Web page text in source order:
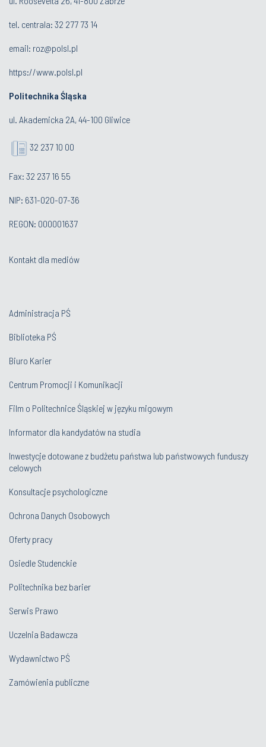
tel. centrala: 32 277 73 14
email: roz@polsl.pl
https://www.polsl.pl
Politechnika Śląska
ul. Akademicka 2A, 44-100 Gliwice
32 237 10 00
Fax: 32 237 16 55
NIP: 631-020-07-36
REGON: 000001637
Kontakt dla mediów
Administracja PŚ
Biblioteka PŚ
Biuro Karier
Centrum Promocji i Komunikacji
Film o Politechnice Śląskiej w języku migowym
Informator dla kandydatów na studia
Inwestycje dotowane z budżetu państwa lub państwowych funduszy
celowych
Konsultacje psychologiczne
Ochrona Danych Osobowych
Oferty pracy
Osiedle Studenckie
Politechnika bez barier
Serwis Prawo
Uczelnia Badawcza
Wydawnictwo PŚ
Zamówienia publiczne